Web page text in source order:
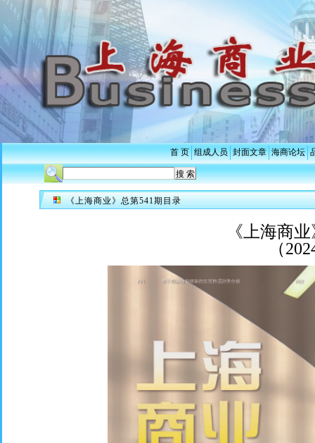
首 页 组成人员 封面文章 海商论坛
《上海商业》总第541期目录
《上海商
（